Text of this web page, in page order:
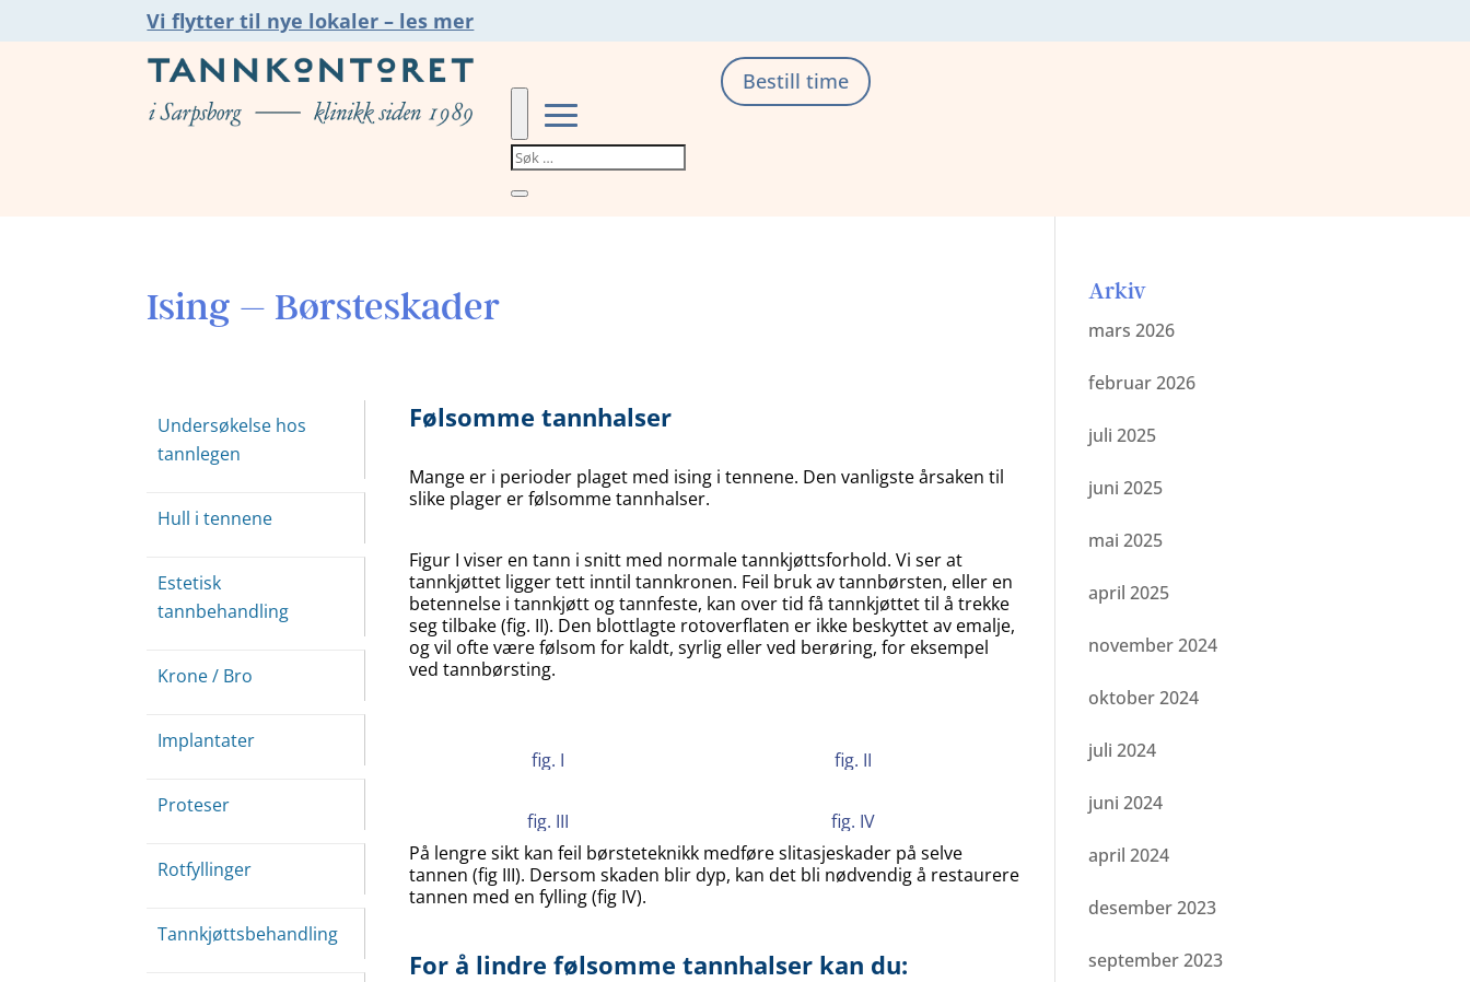
Vi flytter til nye lokaler – les mer
Bestill time
Ising – Børsteskader
Undersøkelse hos
tannlegen
Hull i tennene
Estetisk
tannbehandling
Krone / Bro
Implantater
Proteser
Rotfyllinger
Tannkjøttsbehandling
Følsomme tannhalser
Mange er i perioder plaget med ising i tennene. Den vanligste årsaken til
slike plager er følsomme tannhalser.
Figur I viser en tann i snitt med normale tannkjøttsforhold. Vi ser at
tannkjøttet ligger tett inntil tannkronen. Feil bruk av tannbørsten, eller en
betennelse i tannkjøtt og tannfeste, kan over tid få tannkjøttet til å trekke
seg tilbake (fig. II). Den blottlagte rotoverflaten er ikke beskyttet av emalje,
og vil ofte være følsom for kaldt, syrlig eller ved berøring, for eksempel
ved tannbørsting.
fig. I fig. II
fig. III
fig. IV
På lengre sikt kan feil børsteteknikk medføre slitasjeskader på selve
tannen (fig III). Dersom skaden blir dyp, kan det bli nødvendig å restaurere
tannen med en fylling (fig IV).
For å lindre følsomme tannhalser kan du:
Arkiv
mars 2026
februar 2026
juli 2025
juni 2025
mai 2025
april 2025
november 2024
oktober 2024
juli 2024
juni 2024
april 2024
desember 2023
september 2023